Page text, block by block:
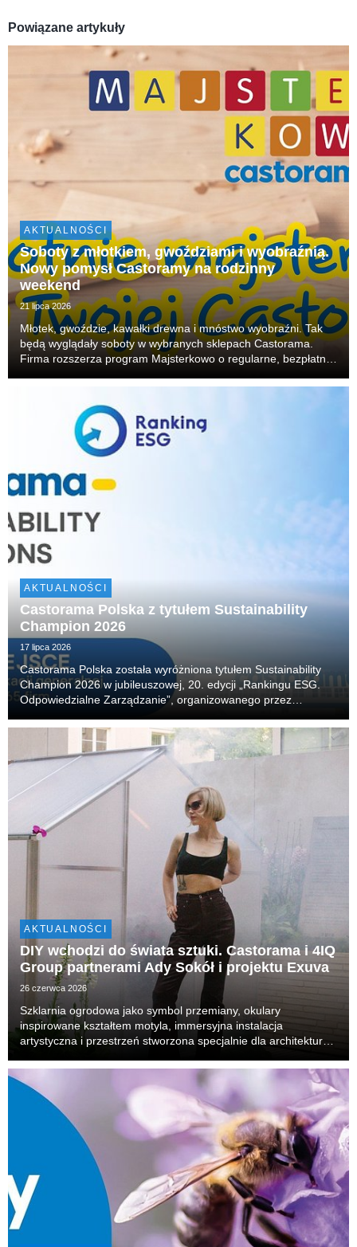
Powiązane artykuły
AKTUALNOŚCI
Soboty z młotkiem, gwoździami i wyobraźnią.
Nowy pomysł Castoramy na rodzinny
weekend
21 lipca 2026
Młotek, gwoździe, kawałki drewna i mnóstwo wyobraźni. Tak
będą wyglądały soboty w wybranych sklepach Castorama.
Firma rozszerza program Majsterkowo o regularne, bezpłatne
budować, skręcać i tworzyć własne projekty, r...
AKTUALNOŚCI
Castorama Polska z tytułem Sustainability
Champion 2026
17 lipca 2026
Castorama Polska została wyróżniona tytułem Sustainability
Champion 2026 w jubileuszowej, 20. edycji „Rankingu ESG.
Odpowiedzialne Zarządzanie”, organizowanego przez
miejsce w klasyfikacji generalnej, obejmującej 65 n...
AKTUALNOŚCI
DIY wchodzi do świata sztuki. Castorama i 4IQ
Group partnerami Ady Sokół i projektu Exuva
26 czerwca 2026
Szklarnia ogrodowa jako symbol przemiany, okulary
inspirowane kształtem motyla, immersyjna instalacja
artystyczna i przestrzeń stworzona specjalnie dla architektury
projekt autorstwa Ady Sokół, realizowany we współ...